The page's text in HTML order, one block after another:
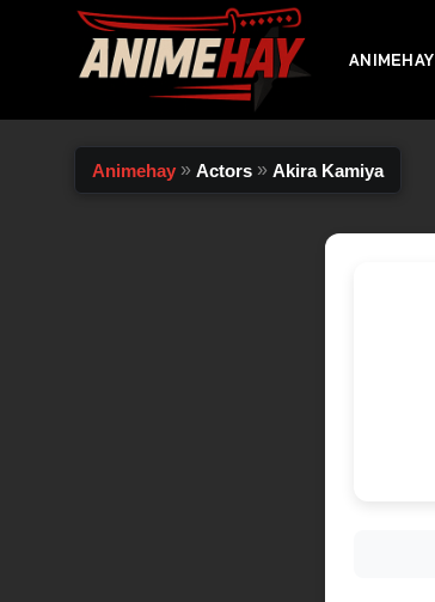
ANIMEHAY
Animehay » Actors » Akira Kamiya